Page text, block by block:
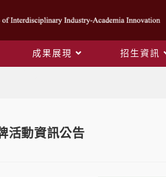
成果展現 招生資訊
活動資訊公告